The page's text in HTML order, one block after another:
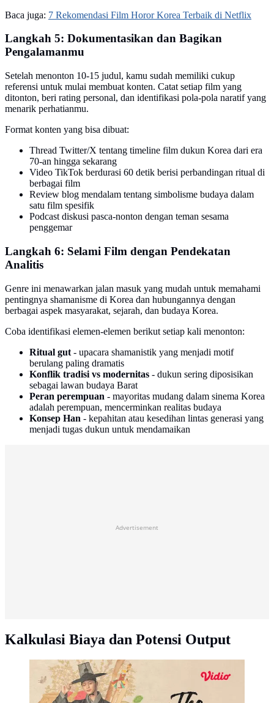
Baca juga: 7 Rekomendasi Film Horor Korea Terbaik di Netflix
Langkah 5: Dokumentasikan dan Bagikan
Pengalamanmu
Setelah menonton 10-15 judul, kamu sudah memiliki cukup
referensi untuk mulai membuat konten. Catat setiap film yang
ditonton, beri rating personal, dan identifikasi pola-pola naratif yang
menarik perhatianmu.
Format konten yang bisa dibuat:
Thread Twitter/X tentang timeline film dukun Korea dari era
70-an hingga sekarang
Video TikTok berdurasi 60 detik berisi perbandingan ritual di
berbagai film
Review blog mendalam tentang simbolisme budaya dalam
satu film spesifik
Podcast diskusi pasca-nonton dengan teman sesama
penggemar
Langkah 6: Selami Film dengan Pendekatan
Analitis
Genre ini menawarkan jalan masuk yang mudah untuk memahami
pentingnya shamanisme di Korea dan hubungannya dengan
berbagai aspek masyarakat, sejarah, dan budaya Korea.
Coba identifikasi elemen-elemen berikut setiap kali menonton:
Ritual gut - upacara shamanistik yang menjadi motif
berulang paling dramatis
Konflik tradisi vs modernitas - dukun sering diposisikan
sebagai lawan budaya Barat
Peran perempuan - mayoritas mudang dalam sinema Korea
adalah perempuan, mencerminkan realitas budaya
Konsep Han - kepahitan atau kesedihan lintas generasi yang
menjadi tugas dukun untuk mendamaikan
Advertisement
Kalkulasi Biaya dan Potensi Output